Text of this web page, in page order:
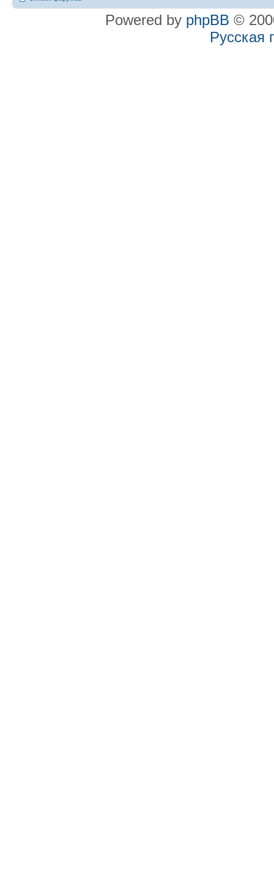
Powered by phpBB ©
Русская